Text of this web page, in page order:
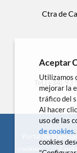
Ctra de
Tel.(+34) 93
Portal de
cookies
Aceptar
Utilizamos
mejorar la
tráfico del
Al hacer
uso de las
de cookies
cookies